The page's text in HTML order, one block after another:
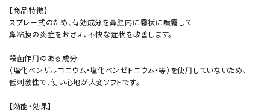
【商品特徴】
スプレー式のため、有効成分を鼻腔内に霧状に噴霧して
鼻粘膜の炎症をおさえ、不快な症状を改善します。
殺菌作用のある成分
（塩化ベンザルコニウム・塩化ベンゼトニウム・等）を使用していないため、
低刺激性で、使い心地が大変ソフトです。
【効能・効果】